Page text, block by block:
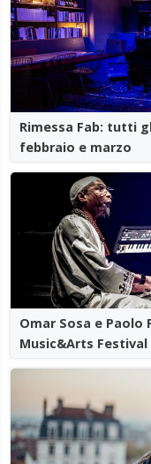
Rimessa Fab: tutti
febbraio e marzo
Omar Sosa e Paolo
Music&Arts Festival